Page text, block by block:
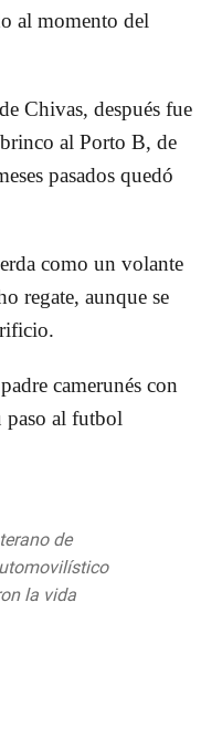
al momento del
Chivas, después fue
al Porto B, de
pasados quedó
como un volante
regate, aunque se
camerunés con
paso al futbol
de
la vida